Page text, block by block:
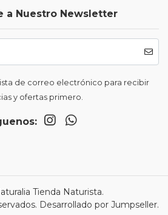
a Nuestro Newsletter
de correo electrónico para recibir
y ofertas primero.
Tienda Naturista.
Desarrollado por Jumpseller.